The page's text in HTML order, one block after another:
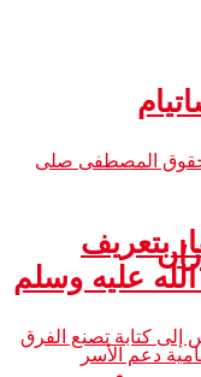
بتعريف
عليه وسلم